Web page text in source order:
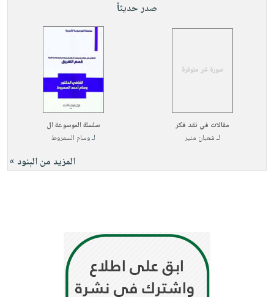
صدر حديثاً
مقالات في نقد فكر
لـشعبان منير
سلسلة الموسوعة ال
لـوسام السمروط
المزيد من البنود »